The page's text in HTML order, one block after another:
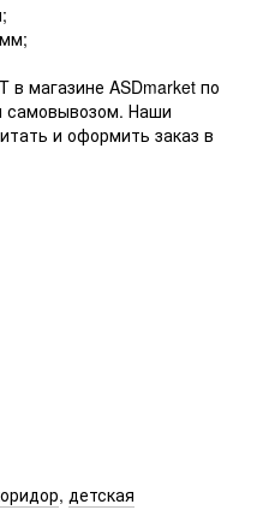
магазине ASDmarket по
самовывозом. Наши
и оформить заказ в
, детская